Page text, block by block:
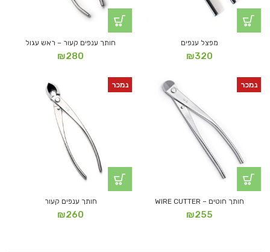
מפצל ענפים
₪320
חותך ענפים קעור – ראש עגול
₪280
נמכר
חותך חוטים – WIRE CUTTER
₪255
נמכר
חותך ענפים קעור
₪260